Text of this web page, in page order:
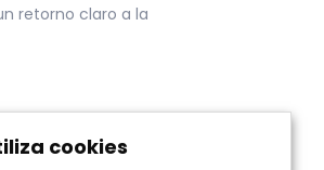
retorno claro a la
cookies